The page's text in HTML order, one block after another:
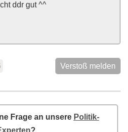
ddr gut ^^
Verstoß melden
Frage an unsere Politik-
?